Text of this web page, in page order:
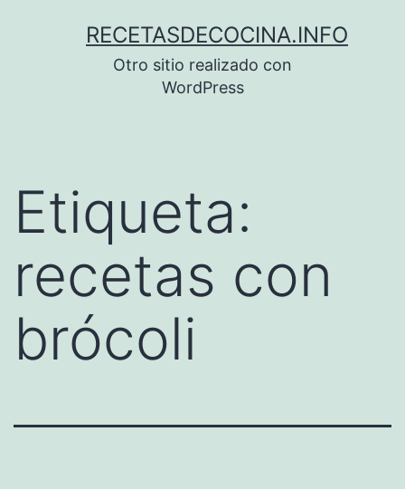
RECETASDECOCINA.INFO
Otro sitio realizado con
WordPress
Etiqueta:
recetas con
brócoli